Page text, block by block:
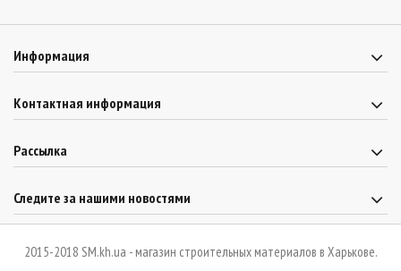
Информация
Контактная информация
Рассылка
Следите за нашими новостями
2015-2018 SM.kh.ua - магазин строительных материалов в Харькове.